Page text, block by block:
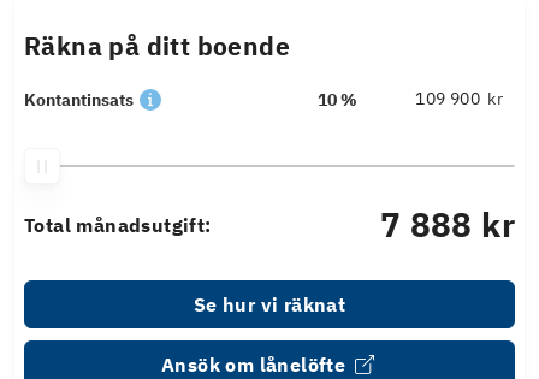
Räkna på ditt boende
Kontantinsats 10 % kr
Total månadsutgift: 7 888 kr
Se hur vi räknat
Ansök om lånelöfte